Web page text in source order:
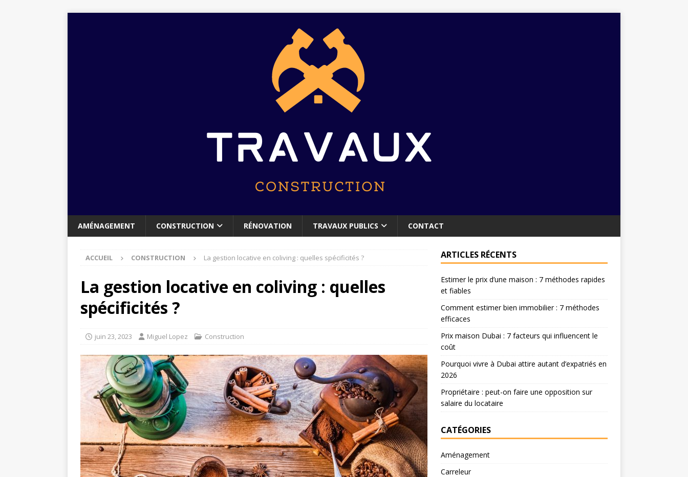
AMÉNAGEMENT CONSTRUCTION RÉNOVATION TRAVAUX PUBLICS CONTACT
ACCUEIL CONSTRUCTION La gestion locative en coliving : quelles spécificités ?
La gestion locative en coliving : quelles
spécificités ?
juin 23, 2023 Miguel Lopez Construction
ARTICLES RÉCENTS
Estimer le prix d’une maison : 7 méthodes rapides
et fiables
Comment estimer bien immobilier : 7 méthodes
efficaces
Prix maison Dubai : 7 facteurs qui influencent le
coût
Pourquoi vivre à Dubai attire autant d’expatriés en
2026
Propriétaire : peut-on faire une opposition sur
salaire du locataire
CATÉGORIES
Aménagement
Carreleur